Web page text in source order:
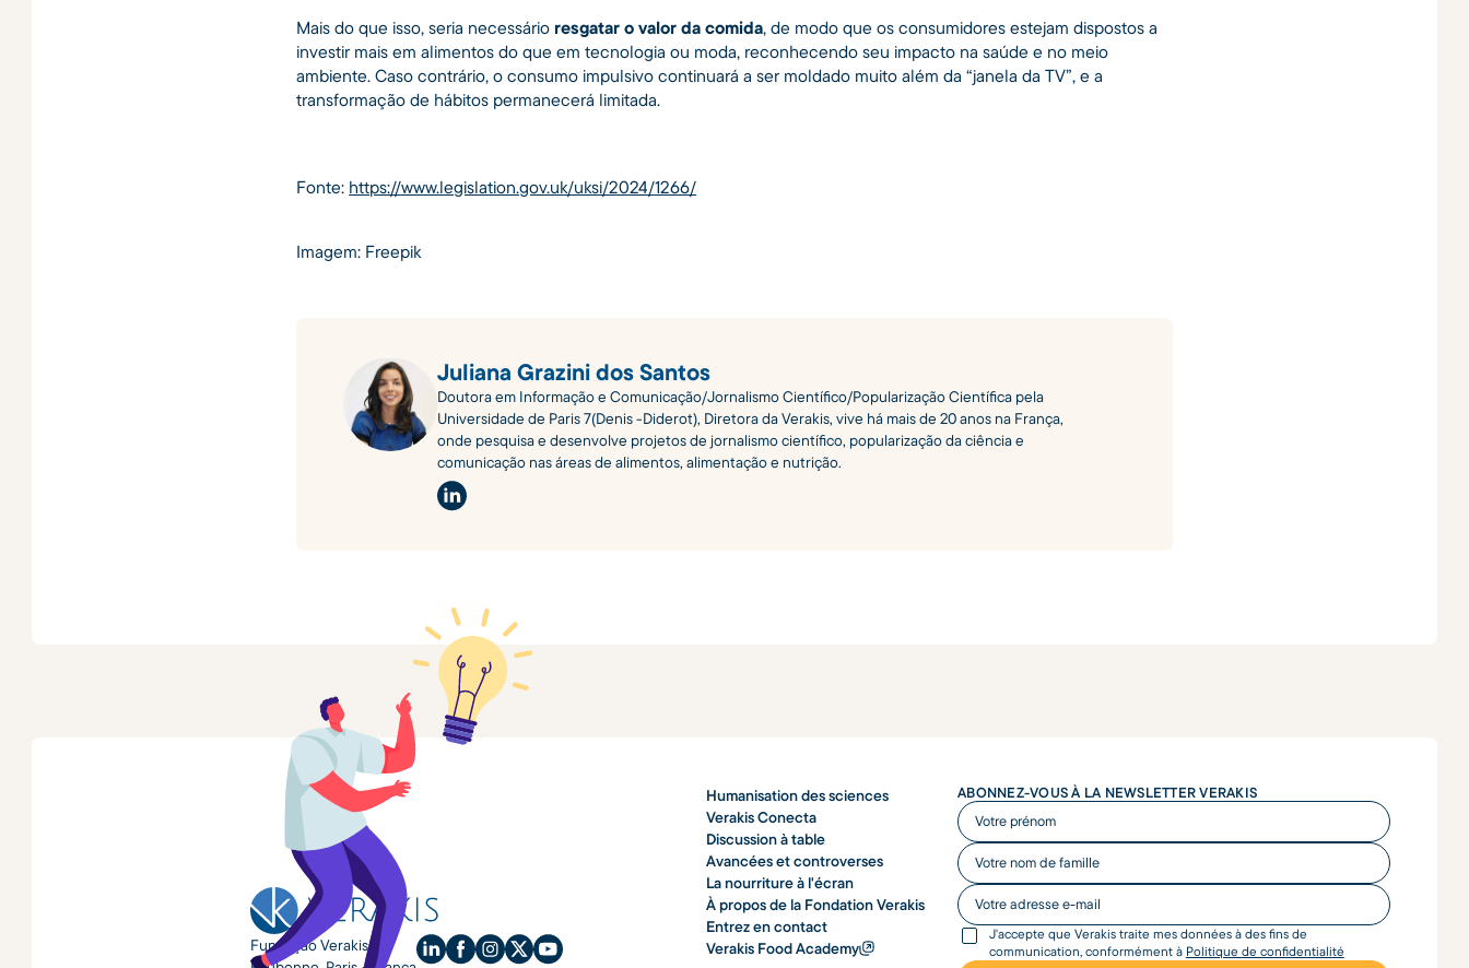
Mais do que isso, seria necessário resgatar o valor da comida, de modo que os consumidores estejam dispostos a
investir mais em alimentos do que em tecnologia ou moda, reconhecendo seu impacto na saúde e no meio
ambiente. Caso contrário, o consumo impulsivo continuará a ser moldado muito além da “janela da TV”, e a
transformação de hábitos permanecerá limitada.
Fonte: https://www.legislation.gov.uk/uksi/2024/1266/
Imagem: Freepik
Juliana Grazini dos Santos
Doutora em Informação e Comunicação/Jornalismo Científico/Popularização Científica pela
Universidade de Paris 7(Denis -Diderot), Diretora da Verakis, vive há mais de 20 anos na França,
onde pesquisa e desenvolve projetos de jornalismo científico, popularização da ciência e
comunicação nas áreas de alimentos, alimentação e nutrição.
Fundação Verakis
Humanisation des sciences
Verakis Conecta
Discussion à table
Avancées et controverses
La nourriture à l'écran
À propos de la Fondation Verakis
Entrez en contact
Verakis Food Academy
ABONNEZ-VOUS À LA NEWSLETTER VERAKIS
Votre prénom
Votre nom de famille
Votre adresse e-mail
J'accepte que Verakis traite mes données à des fins de
communication, conformément à Politique de confidentialité